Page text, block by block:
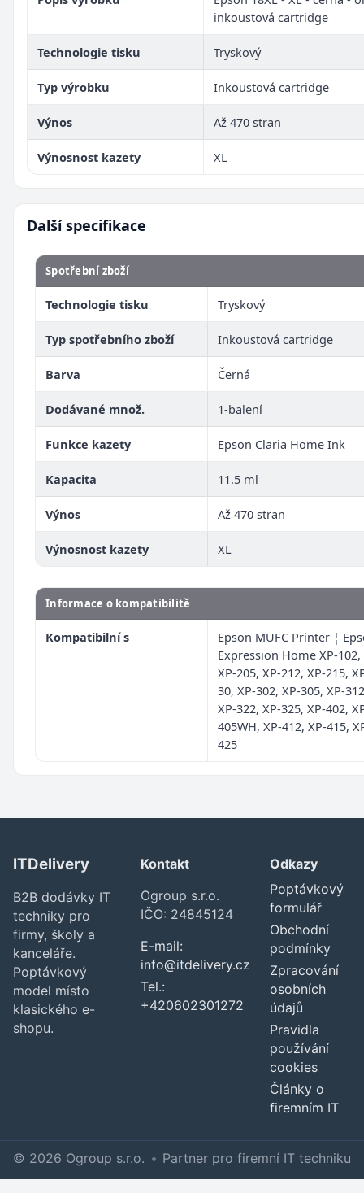
inkoustová cartridge
Technologie tisku Tryskový
Typ výrobku Inkoustová cartridge
Výnos Až 470 stran
Výnosnost kazety XL
Další specifikace
Spotřební zboží
Technologie tisku Tryskový
Typ spotřebního zboží Inkoustová cartridge
Barva Černá
Dodávané množ. 1-balení
Funkce kazety Epson Claria Home Ink
Kapacita 11.5 ml
Výnos Až 470 stran
Výnosnost kazety XL
Informace o kompatibilitě
Kompatibilní s
Epson MUFC Printer ¦
Expression Home XP-102,
XP-205, XP-212, XP-215,
30, XP-302, XP-305, XP-
XP-322, XP-325, XP-402,
405WH, XP-412, XP-415,
425
ITDelivery
B2B dodávky IT
techniky pro
firmy, školy a
kanceláře.
Poptávkový
model místo
klasického e-
shopu.
Kontakt
Ogroup s.r.o.
IČO: 24845124
E-mail:
info@itdelivery.cz
Tel.:
+420602301272
Odkazy
Poptávkový
formulář
Obchodní
podmínky
Zpracování
osobních
údajů
Pravidla
používání
cookies
Články o
firemním IT
© 2026 Ogroup s.r.o. • Partner pro firemní IT techniku